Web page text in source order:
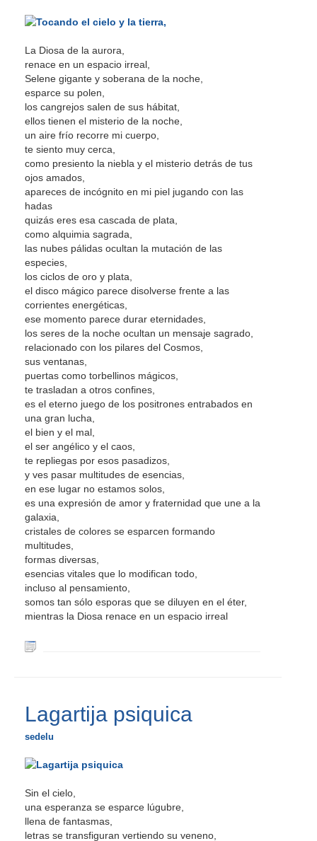
La Diosa de la aurora,
renace en un espacio irreal,
Selene gigante y soberana de la noche,
esparce su polen,
los cangrejos salen de sus hábitat,
ellos tienen el misterio de la noche,
un aire frío recorre mi cuerpo,
te siento muy cerca,
como presiento la niebla y el misterio detrás de tus
ojos amados,
apareces de incógnito en mi piel jugando con las
hadas
quizás eres esa cascada de plata,
como alquimia sagrada,
las nubes pálidas ocultan la mutación de las
especies,
los ciclos de oro y plata,
el disco mágico parece disolverse frente a las
corrientes energéticas,
ese momento parece durar eternidades,
los seres de la noche ocultan un mensaje sagrado,
relacionado con los pilares del Cosmos,
sus ventanas,
puertas como torbellinos mágicos,
te trasladan a otros confines,
es el eterno juego de los positrones entrabados en
una gran lucha,
el bien y el mal,
el ser angélico y el caos,
te repliegas por esos pasadizos,
y ves pasar multitudes de esencias,
en ese lugar no estamos solos,
es una expresión de amor y fraternidad que une a la
galaxia,
cristales de colores se esparcen formando
multitudes,
formas diversas,
esencias vitales que lo modifican todo,
incluso al pensamiento,
somos tan sólo esporas que se diluyen en el éter,
mientras la Diosa renace en un espacio irreal
Lagartija psiquica
sedelu
Sin el cielo,
una esperanza se esparce lúgubre,
llena de fantasmas,
letras se transfiguran vertiendo su veneno,